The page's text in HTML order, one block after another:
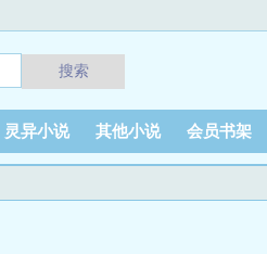
搜索
灵异小说 其他小说 会员书架